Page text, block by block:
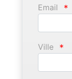
Email *
Ville *